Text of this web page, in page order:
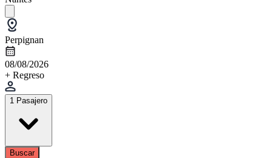
Perpignan
08/08/2026
+ Regreso
1 Pasajero
Buscar